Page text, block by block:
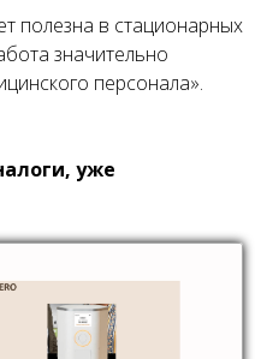
полезна в стационарных
значительно
персонала».
уже